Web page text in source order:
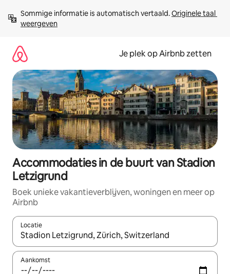
direct
naar
Sommige informatie is automatisch vertaald. Originele taal
weergeven
Je plek op Airbnb zetten
Accommodaties in de buurt van Stadion
Letzigrund
Boek unieke vakantieverblijven, woningen en meer op
Airbnb
Locatie
Wanneer er resultaten beschikbaar zijn, maak je een keuze
Aankomst